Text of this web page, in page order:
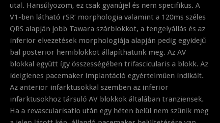
utal. Hansúlyozom, ez csak gyanújel és nem specifikus. A
V1-ben látható rSR' morphologia valamint a 120ms széles
QRS alapján jobb Tawara szárblokkot, a tengelyállás és az
inferior elvezetések morphologiája alapján pedig egyidejű
bal posterior hemiblokkot állapíthatunk meg. Az AV
blokkal együtt így összességében trifascicularis a blokk. Az
ideiglenes pacemaker implantáció egyértelműen indikált.
Az anterior infarktusokkal szemben az inferior
infarktusokhoz társuló AV blokkok általában tranziensek.
Ha a revascularisatio után egy héten belül nem szűnik meg